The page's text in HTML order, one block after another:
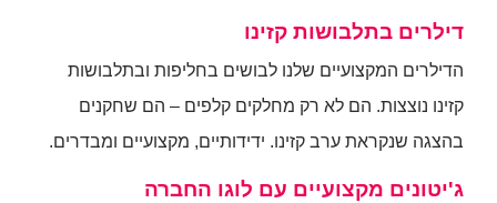
דילרים בתלבושות קזינו
הדילרים המקצועיים שלנו לבושים בחליפות ובתלבושות
קזינו נוצצות. הם לא רק מחלקים קלפים – הם שחקנים
בהצגה שנקראת ערב קזינו. ידידותיים, מקצועיים ומבדרים.
ג'יטונים מקצועיים עם לוגו החברה